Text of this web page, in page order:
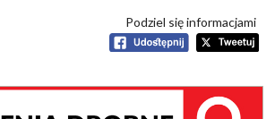
Podziel się informacjami